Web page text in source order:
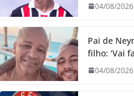
04/08/2026
Pai de
filho: ‘Vai
04/08/2026